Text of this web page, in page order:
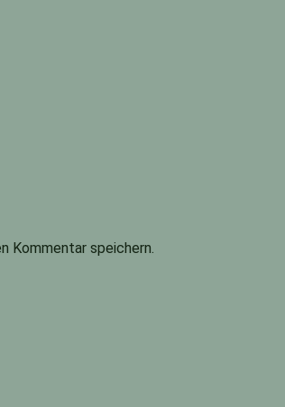
Kommentar speichern.